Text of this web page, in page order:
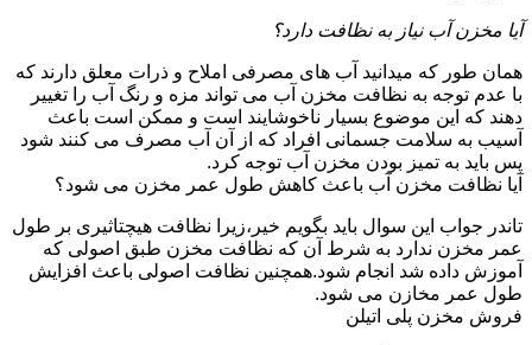
آیا مخزن آب نیاز به نظافت دارد؟
همان طور که میدانید آب های مصرفی املاح و ذرات معلق دارند که
با عدم توجه به نظافت مخزن آب می تواند مزه و رنگ آب را تغییر
دهند که این موضوع بسیار ناخوشایند است و ممکن است باعث
آسیب به سلامت جسمانی افراد که از آن آب مصرف می کنند شود
پس باید به تمیز بودن مخزن آب توجه کرد.
آیا نظافت مخزن آب باعث کاهش طول عمر مخزن می شود؟
تاندر جواب این سوال باید بگویم خیر،زیرا نظافت هیچتاثیری بر طول
عمر مخزن ندارد به شرط آن که نظافت مخزن طبق اصولی که
آموزش داده شد انجام شود.همچنین نظافت اصولی باعث افزایش
طول عمر مخازن می شود.
فروش مخزن پلی اتیلن